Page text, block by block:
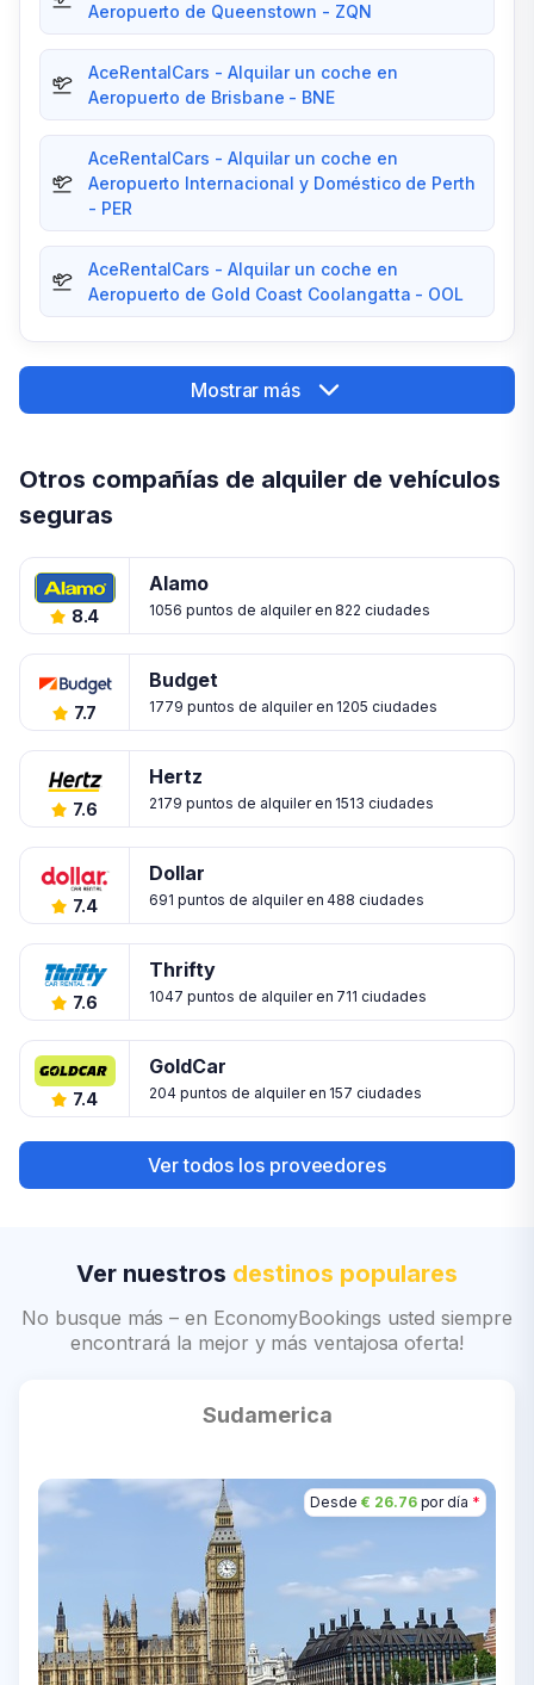
Aeropuerto de Queenstown - ZQN
AceRentalCars - Alquilar un coche en
Aeropuerto de Brisbane - BNE
AceRentalCars - Alquilar un coche en
Aeropuerto Internacional y Doméstico de Perth
- PER
AceRentalCars - Alquilar un coche en
Aeropuerto de Gold Coast Coolangatta - OOL
Mostrar más
Otros compañías de alquiler de vehículos
seguras
8.4
Alamo
1056 puntos de alquiler en 822 ciudades
7.7
Budget
1779 puntos de alquiler en 1205 ciudades
7.6
Hertz
2179 puntos de alquiler en 1513 ciudades
7.4
Dollar
691 puntos de alquiler en 488 ciudades
7.6
Thrifty
1047 puntos de alquiler en 711 ciudades
7.4
GoldCar
204 puntos de alquiler en 157 ciudades
Ver todos los proveedores
Ver nuestros destinos populares
No busque más – en EconomyBookings usted siempre
encontrará la mejor y más ventajosa oferta!
Sudamerica
Desde€ 43.46por día *
Desde€ 31.25por día *
Desde€ 36.18por día *
Desde € 20.39por día *
Desde€ 13.41por día *
Desde € 26.76por día *